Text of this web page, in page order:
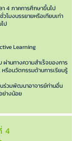
า 4 ภาคการศึกษาขึ้นไป
วโมงบรรยายหรือเทียบเท่า
ป
Learning
านทางความสำเร็จของการ
รือนวัตกรรมด้านการเรียนรู้
ร่วมพัฒนาอาจารย์ท่านอื่น
ย่างน้อย
4